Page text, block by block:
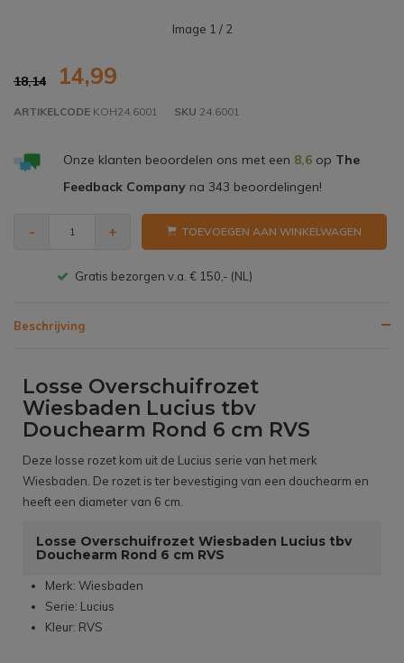
Image 1 / 2
18,14 14,99
ARTIKELCODE KOH24.6001 SKU 24.6001
Onze klanten beoordelen ons met een 8,6op The
Feedback Companyna 343 beoordelingen!
- + TOEVOEGEN AAN WINKELWAGEN
Gratis bezorgen v.a. € 150,- (NL)
Beschrijving
Losse Overschuifrozet
Wiesbaden Lucius tbv
Douchearm Rond 6 cm RVS
Deze losse rozet kom uit de Lucius serie van het merk
Wiesbaden. De rozet is ter bevestiging van een douchearm en
heeft een diameter van 6 cm.
Losse Overschuifrozet Wiesbaden Lucius tbv
Douchearm Rond 6 cm RVS
Merk: Wiesbaden
Serie: Lucius
Kleur: RVS